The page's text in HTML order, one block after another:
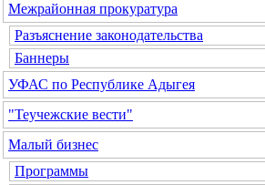
Межрайонная прокуратура
Разъяснение законодательства
Баннеры
УФАС по Республике Адыгея
"Теучежские вести"
Малый бизнес
Программы